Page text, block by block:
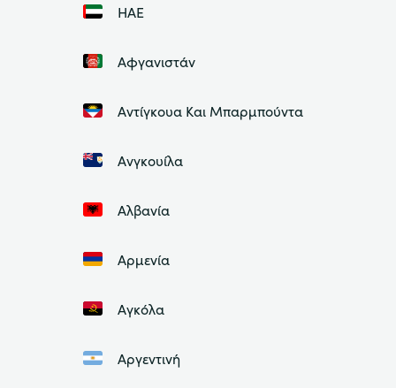
ΗΑΕ
Αφγανιστάν
Αντίγκουα Και Μπαρμπούντα
Ανγκουίλα
Αλβανία
Αρμενία
Αγκόλα
Αργεντινή